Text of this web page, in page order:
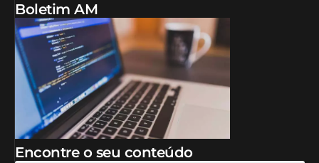
Boletim AM
Encontre o seu conteúdo